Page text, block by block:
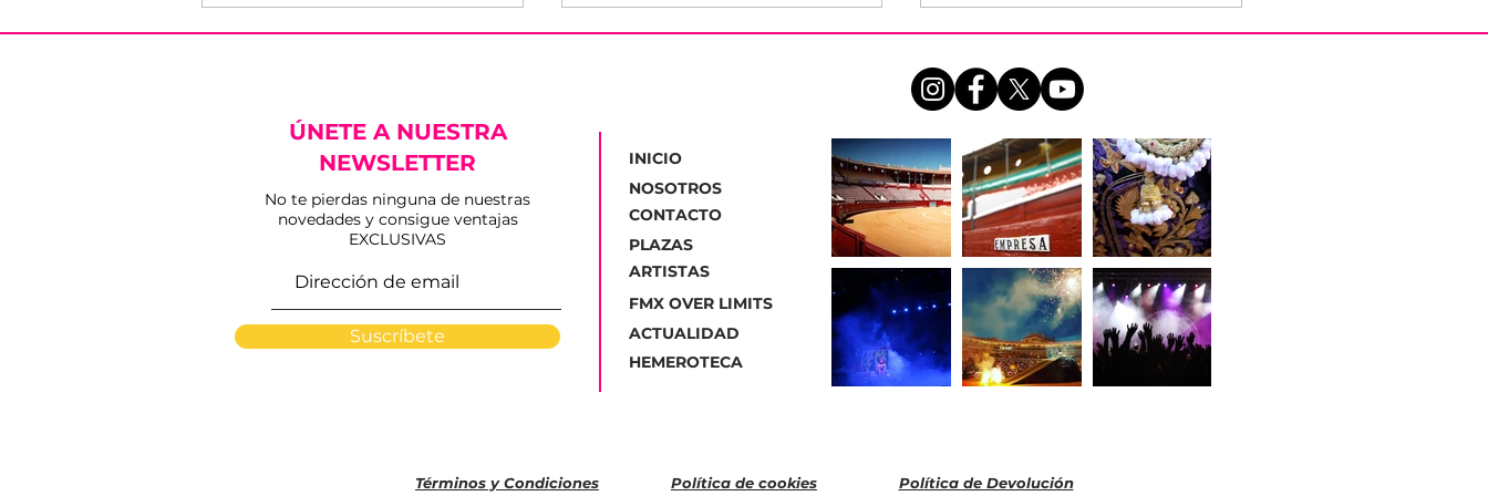
Tarde de éxito en
Peraleda de la Mata
Peraleda de la Mata
presenta el cartel taurino
de las fiestas del Cristo
de la Humildad 2025
Suma y sigue Ventura, en
hombros con Duarte
Fernandes en Peraleda
de la Mata
ÚNETE A NUESTRA
NEWSLETTER
No te pierdas ninguna de nuestras
novedades y consigue ventajas
EXCLUSIVAS
Suscríbete
INICIO
NOSOTROS
CONTACTO
PLAZAS
ARTISTAS
FMX OVER LIMITS
ACTUALIDAD
HEMEROTECA
Términos y Condiciones Política de cookies Política de Devolución